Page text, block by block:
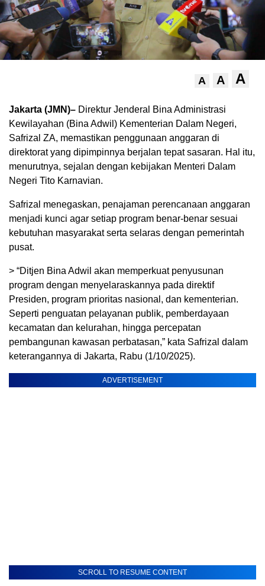
A A A
Jakarta (JMN)– Direktur Jenderal Bina Administrasi
Kewilayahan (Bina Adwil) Kementerian Dalam Negeri,
Safrizal ZA, memastikan penggunaan anggaran di
direktorat yang dipimpinnya berjalan tepat sasaran. Hal itu,
menurutnya, sejalan dengan kebijakan Menteri Dalam
Negeri Tito Karnavian.
Safrizal menegaskan, penajaman perencanaan anggaran
menjadi kunci agar setiap program benar-benar sesuai
kebutuhan masyarakat serta selaras dengan pemerintah
pusat.
> “Ditjen Bina Adwil akan memperkuat penyusunan
program dengan menyelaraskannya pada direktif
Presiden, program prioritas nasional, dan kementerian.
Seperti penguatan pelayanan publik, pemberdayaan
kecamatan dan kelurahan, hingga percepatan
pembangunan kawasan perbatasan,” kata Safrizal dalam
keterangannya di Jakarta, Rabu (1/10/2025).
ADVERTISEMENT
SCROLL TO RESUME CONTENT